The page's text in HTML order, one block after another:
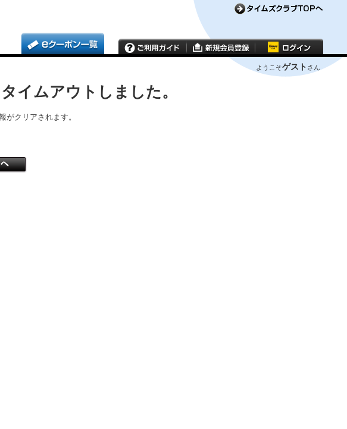
ようこそゲスト さん
イムアウトしました。
がクリアされます。